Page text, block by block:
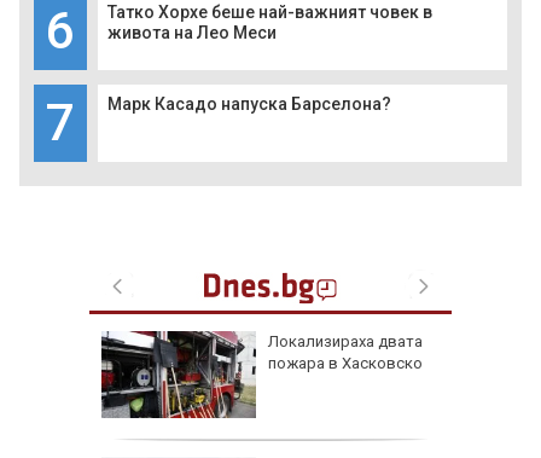
6
Татко Хорхе беше най-важният човек в
живота на Лео Меси
7 Марк Касадо напуска Барселона?
Локализираха двата
пожара в Хасковско